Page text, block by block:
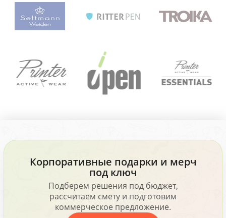
Корпоративные подарки и мерч
под ключ
Подберем решения под бюджет,
рассчитаем смету и подготовим
коммерческое предложение.